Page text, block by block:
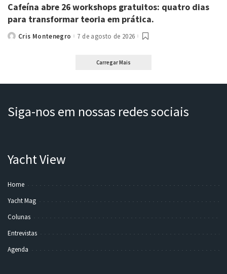
Cafeína abre 26 workshops gratuitos: quatro dias
para transformar teoria em prática.
PostedCris Montenegro 7 de agosto de 2026
Carregar Mais
Siga-nos em nossas redes sociais
Yacht View
Home
Yacht Mag
Colunas
Entrevistas
Agenda